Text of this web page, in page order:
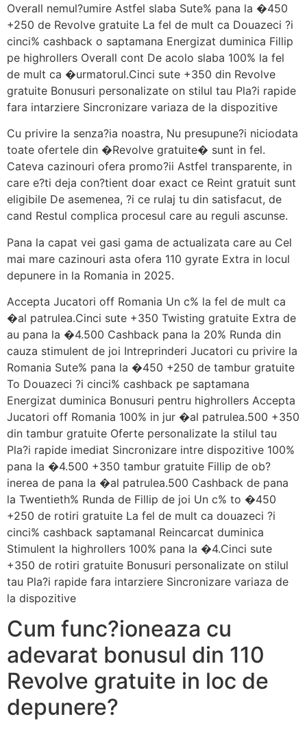
Overall nemul?umire Astfel slaba Sute% pana la �450
+250 de Revolve gratuite La fel de mult ca Douazeci ?i
cinci% cashback o saptamana Energizat duminica Fillip
pe highrollers Overall cont De acolo slaba 100% la fel
de mult ca �urmatorul.Cinci sute +350 din Revolve
gratuite Bonusuri personalizate on stilul tau Pla?i rapide
fara intarziere Sincronizare variaza de la dispozitive
Cu privire la senza?ia noastra, Nu presupune?i niciodata
toate ofertele din �Revolve gratuite� sunt in fel.
Cateva cazinouri ofera promo?ii Astfel transparente, in
care e?ti deja con?tient doar exact ce Reint gratuit sunt
eligibile De asemenea, ?i ce rulaj tu din satisfacut, de
cand Restul complica procesul care au reguli ascunse.
Pana la capat vei gasi gama de actualizata care au Cel
mai mare cazinouri asta ofera 110 gyrate Extra in locul
depunere in la Romania in 2025.
Accepta Jucatori off Romania Un c% la fel de mult ca
�al patrulea.Cinci sute +350 Twisting gratuite Extra de
au pana la �4.500 Cashback pana la 20% Runda din
cauza stimulent de joi Intreprinderi Jucatori cu privire la
Romania Sute% pana la �450 +250 de tambur gratuite
To Douazeci ?i cinci% cashback pe saptamana
Energizat duminica Bonusuri pentru highrollers Accepta
Jucatori off Romania 100% in jur �al patrulea.500 +350
din tambur gratuite Oferte personalizate la stilul tau
Pla?i rapide imediat Sincronizare intre dispozitive 100%
pana la �4.500 +350 tambur gratuite Fillip de ob?
inerea de pana la �al patrulea.500 Cashback de pana
la Twentieth% Runda de Fillip de joi Un c% to �450
+250 de rotiri gratuite La fel de mult ca douazeci ?i
cinci% cashback saptamanal Reincarcat duminica
Stimulent la highrollers 100% pana la �4.Cinci sute
+350 de rotiri gratuite Bonusuri personalizate on stilul
tau Pla?i rapide fara intarziere Sincronizare variaza de
la dispozitive
Cum func?ioneaza cu
adevarat bonusul din 110
Revolve gratuite in loc de
depunere?